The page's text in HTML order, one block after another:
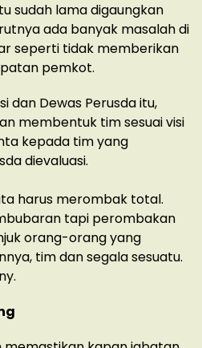
sudah lama digaungkan
ada banyak masalah di
seperti tidak memberikan
pemkot.
dan Dewas Perusda itu,
membentuk tim sesuai visi
kepada tim yang
dievaluasi.
harus merombak total.
tapi perombakan
orang-orang yang
tim dan segala sesuatu.